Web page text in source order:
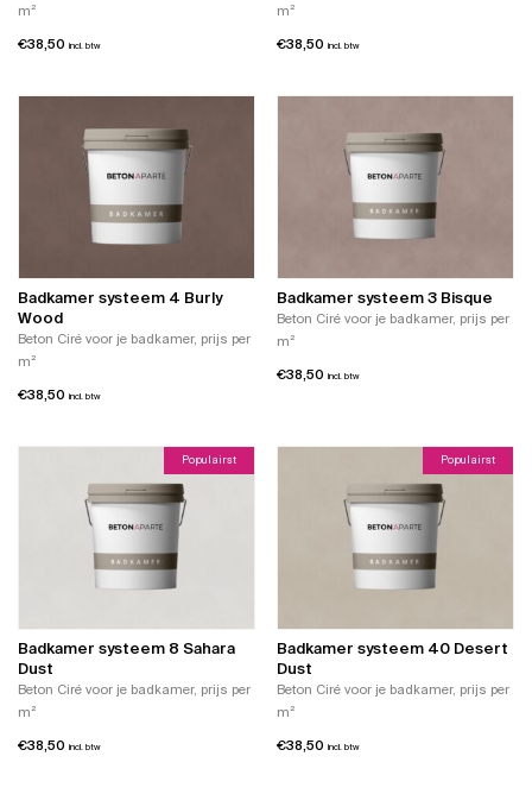
Populairst
Badkamer systeem 8 Sahara
Dust
Beton Ciré voor je badkamer, prijs per
m²
€38,50 incl. btw
Populairst
Badkamer systeem 40 Desert
Dust
Beton Ciré voor je badkamer, prijs per
m²
€38,50 incl. btw
m²
€38,50 incl. btw
m²
€38,50 incl. btw
Badkamer systeem 4 Burly
Wood
Beton Ciré voor je badkamer, prijs per
m²
€38,50 incl. btw
Badkamer systeem 3 Bisque
Beton Ciré voor je badkamer, prijs per
m²
€38,50 incl. btw